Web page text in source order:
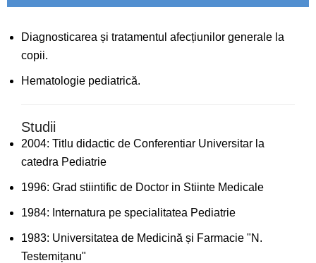
Diagnosticarea și tratamentul afecțiunilor generale la
copii.
Hematologie pediatrică.
Studii
2004: Titlu didactic de Conferentiar Universitar la
catedra Pediatrie
1996: Grad stiintific de Doctor in Stiinte Medicale
1984: Internatura pe specialitatea Pediatrie
1983: Universitatea de Medicină și Farmacie "N.
Testemițanu"